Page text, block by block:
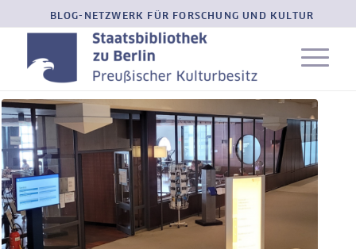
BLOG-NETZWERK FÜR FORSCHUNG UND KULTUR